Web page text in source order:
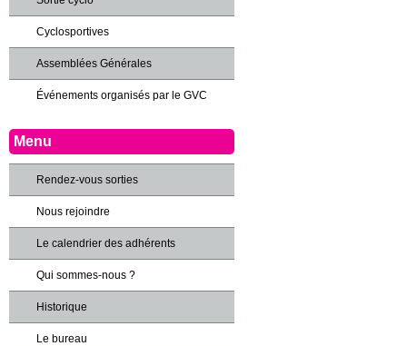
Cyclosportives
Assemblées Générales
Événements organisés par le GVC
Menu
Rendez-vous sorties
Nous rejoindre
Le calendrier des adhérents
Qui sommes-nous ?
Historique
Le bureau